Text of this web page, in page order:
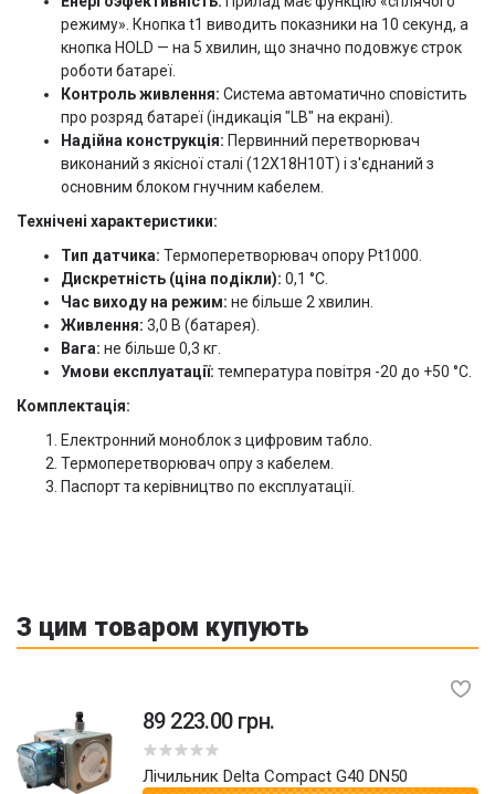
режиму». Кнопка t1 виводить показники на 10 секунд, а
кнопка HOLD — на 5 хвилин, що значно подовжує строк
роботи батареї.
Контроль живлення: Система автоматично сповістить
про розряд батареї (індикація "LB" на екрані).
Надійна конструкція: Первинний перетворювач
виконаний з якісної сталі (12Х18Н10Т) і з'єднаний з
основним блоком гнучним кабелем.
Технічені характеристики:
Тип датчика: Термоперетворювач опору Pt1000.
Дискретність (ціна подікли): 0,1 °C.
Час виходу на режим: не більше 2 хвилин.
Живлення: 3,0 В (батарея).
Вага: не більше 0,3 кг.
Умови експлуатації: температура повітря -20 до +50 °C.
Комплектація:
Електронний моноблок з цифровим табло.
Термоперетворювач опру з кабелем.
Паспорт та керівництво по експлуатації.
З цим товаром купують
89 223.00 грн.
лічильник Delta Compact G40 DN50